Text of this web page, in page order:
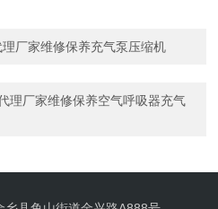
厂家维修保养充气泵压缩机
理厂家维修保养空气呼吸器充气